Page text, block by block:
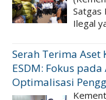
Satgas
Ilegal
Serah Terima Aset
ESDM: Fokus
Optimalisasi